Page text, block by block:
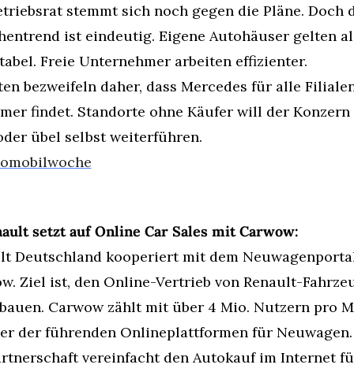
stemmt sich noch gegen die Pläne. Doch
ist eindeutig. Eigene Autohäuser gelten
Freie Unternehmer arbeiten effizienter.
bezweifeln daher, dass Mercedes für alle
findet. Standorte ohne Käufer will der Konzern
übel selbst weiterführen.
setzt auf Online Car Sales mit Carwow:
Deutschland kooperiert mit dem
Ziel ist, den Online-Vertrieb von Renault-
Carwow zählt mit über 4 Mio. Nutzern pro
der führenden Onlineplattformen für Neuwagen.
vereinfacht den Autokauf im Internet